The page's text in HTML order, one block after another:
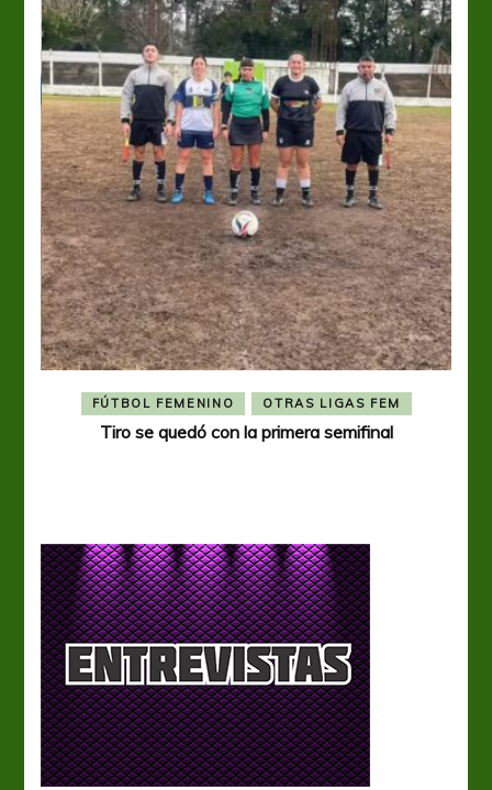
FÚTBOL FEMENINO OTRAS LIGAS FEM
Tiro se quedó con la primera semifinal